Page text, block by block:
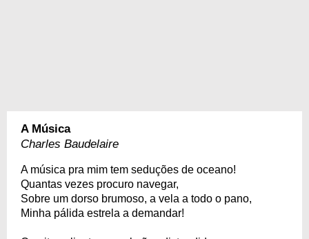
A Música
Charles Baudelaire
A música pra mim tem seduções de oceano!
Quantas vezes procuro navegar,
Sobre um dorso brumoso, a vela a todo o pano,
Minha pálida estrela a demandar!